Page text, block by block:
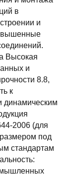
в
и
Высокая
и
8.8,
к
динамическим
2006 (для
под
стандартам